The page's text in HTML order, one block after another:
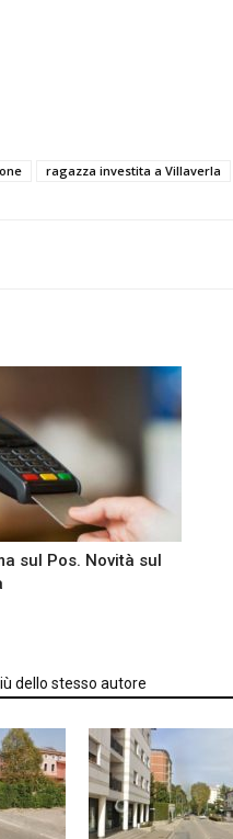
ragazza investita a Villaverla
sul Pos. Novità sul
dello stesso autore